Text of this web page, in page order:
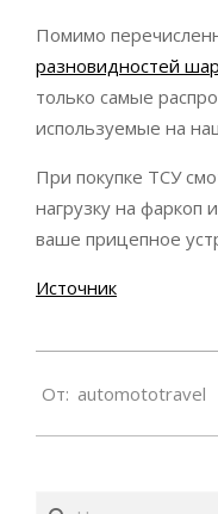
Помимо
разновидностей
только самые
используемые на
При покупке ТСУ
нагрузку на фаркоп
ваше прицепное
Источник
08-
От: automototravel
Поиск